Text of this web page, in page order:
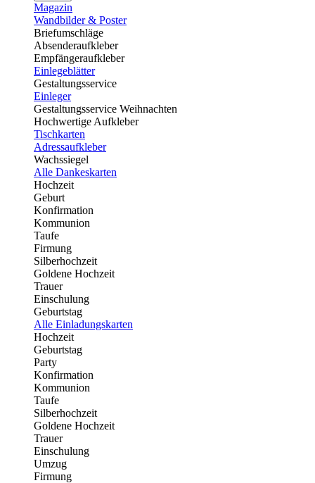
Magazin
Wandbilder & Poster
Briefumschläge
Absenderaufkleber
Empfängeraufkleber
Einlegeblätter
Gestaltungsservice
Einleger
Gestaltungsservice Weihnachten
Hochwertige Aufkleber
Tischkarten
Adressaufkleber
Wachssiegel
Alle Dankeskarten
Hochzeit
Geburt
Konfirmation
Kommunion
Taufe
Firmung
Silberhochzeit
Goldene Hochzeit
Trauer
Einschulung
Geburtstag
Alle Einladungskarten
Hochzeit
Geburtstag
Party
Konfirmation
Kommunion
Taufe
Silberhochzeit
Goldene Hochzeit
Trauer
Einschulung
Umzug
Firmung